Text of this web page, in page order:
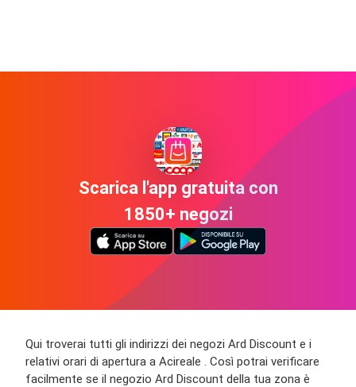
Scarica l'app gratuita con
1850+ negozi
Qui troverai tutti gli indirizzi dei negozi Ard Discount e i
relativi orari di apertura a Acireale . Così potrai verificare
facilmente se il negozio Ard Discount della tua zona è